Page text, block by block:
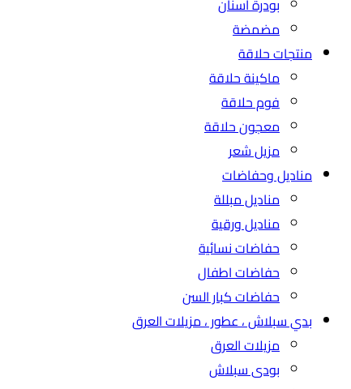
مضمضة
منتجات حلاقة
ماكينة حلاقة
فوم حلاقة
معجون حلاقة
مزيل شعر
مناديل وحفاضات
مناديل مبللة
مناديل ورقية
حفاضات نسائية
حفاضات اطفال
حفاضات كبار السن
بدي سبلاش ، عطور ، مزيلات العرق
مزيلات العرق
بودى سبلاش